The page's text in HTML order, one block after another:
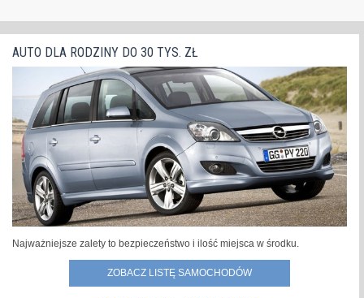
pochwalić większym rozstawem osi i skróconymi zwisami
podkreślającymi usportowiony charakter. Karoseria
zyskała... »
AUTO DLA RODZINY DO 30 TYS. ZŁ
Najważniejsze zalety to bezpieczeństwo i ilość miejsca w środku.
ZOBACZ LISTĘ SAMOCHODÓW